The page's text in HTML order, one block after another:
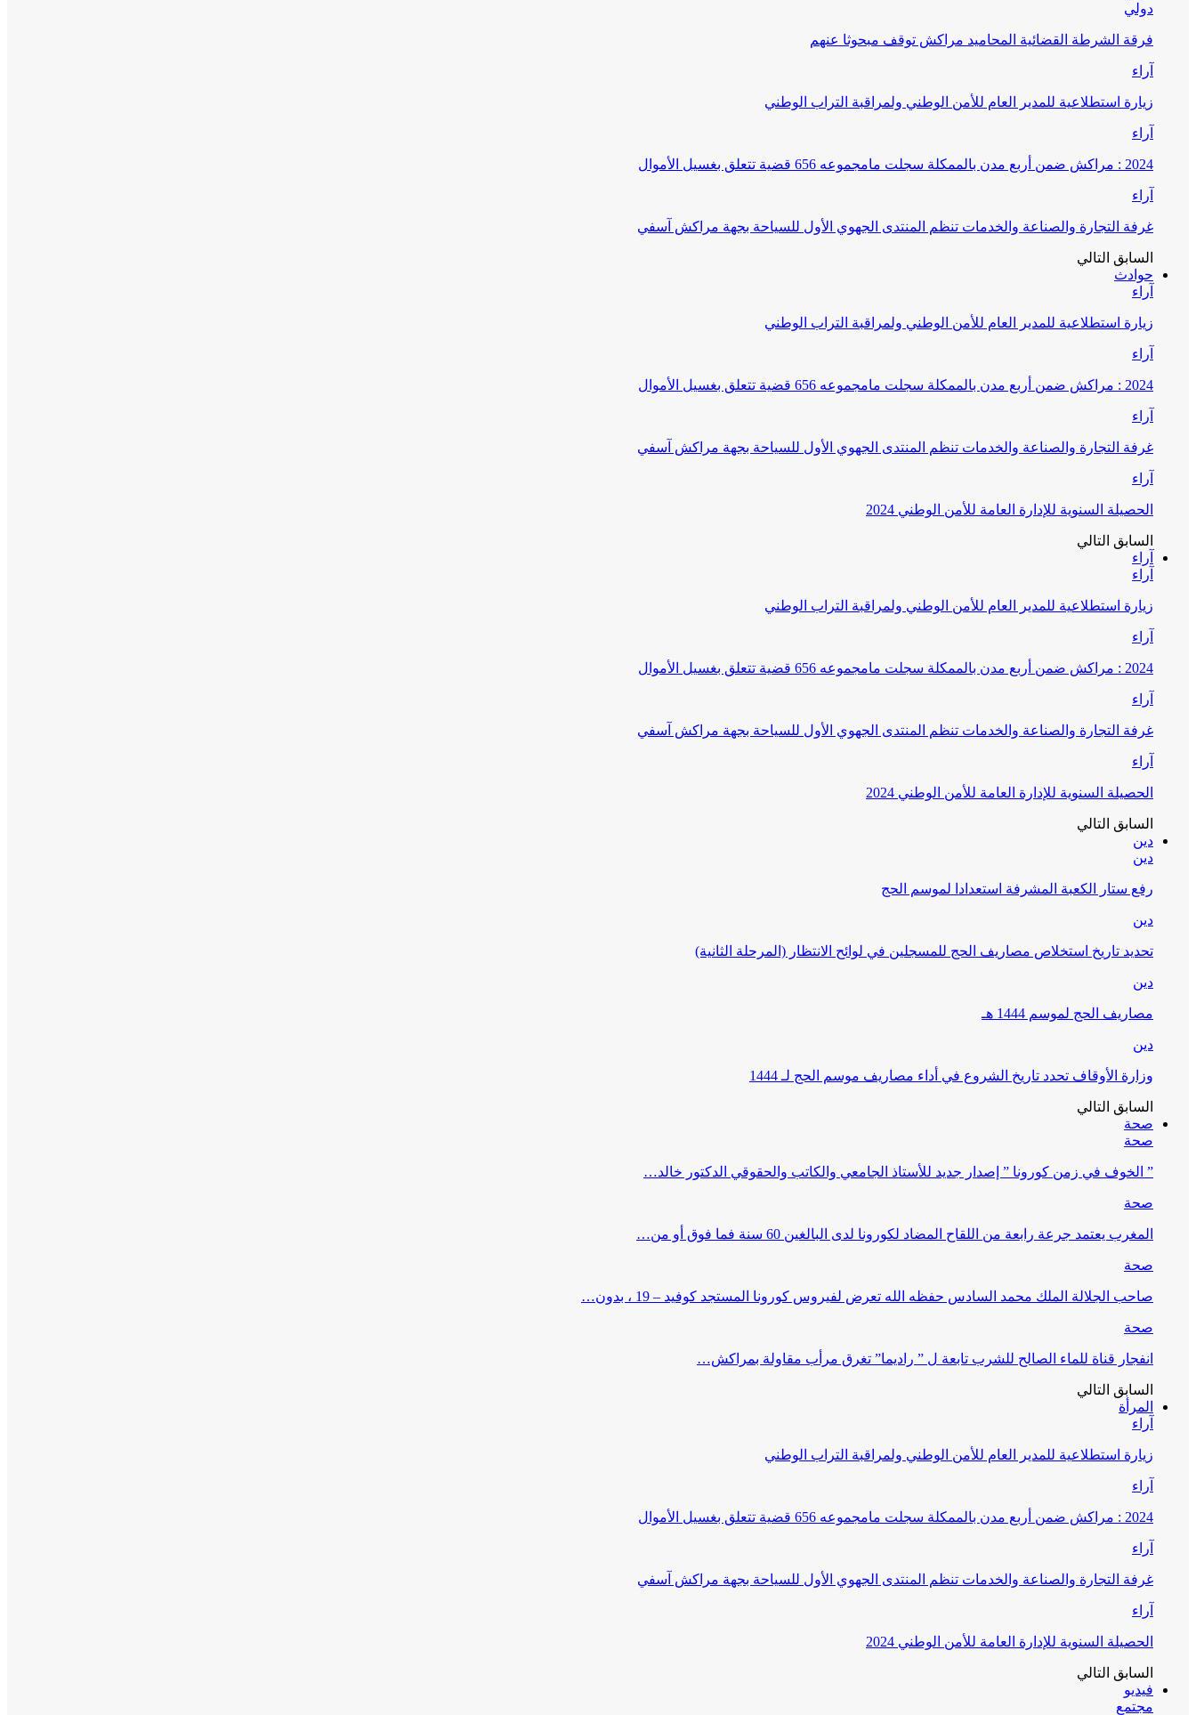
دولي
فرقة الشرطة القضائية المحاميد مراكش توقف مبحوثا عنهم
آراء
زيارة استطلاعية للمدير العام للأمن الوطني ولمراقبة التراب الوطني
آراء
2024 : مراكش ضمن أربع مدن بالممكلة سجلت مامجموعه 656 قضية تتعلق بغسيل الأموال
آراء
غرفة التجارة والصناعة والخدمات تنظم المنتدى الجهوي الأول للسياحة بجهة مراكش آسفي
السابق التالي
حوادث
آراء
زيارة استطلاعية للمدير العام للأمن الوطني ولمراقبة التراب الوطني
آراء
2024 : مراكش ضمن أربع مدن بالممكلة سجلت مامجموعه 656 قضية تتعلق بغسيل الأموال
آراء
غرفة التجارة والصناعة والخدمات تنظم المنتدى الجهوي الأول للسياحة بجهة مراكش آسفي
آراء
الحصيلة السنوية للإدارة العامة للأمن الوطني 2024
السابق التالي
آراء
آراء
زيارة استطلاعية للمدير العام للأمن الوطني ولمراقبة التراب الوطني
آراء
2024 : مراكش ضمن أربع مدن بالممكلة سجلت مامجموعه 656 قضية تتعلق بغسيل الأموال
آراء
غرفة التجارة والصناعة والخدمات تنظم المنتدى الجهوي الأول للسياحة بجهة مراكش آسفي
آراء
الحصيلة السنوية للإدارة العامة للأمن الوطني 2024
السابق التالي
دين
دين
رفع ستار الكعبة المشرفة استعدادا لموسم الحج
دين
تحديد تاريخ استخلاص مصاريف الحج للمسجلين في لوائح الانتظار (المرحلة الثانية)
دين
مصاريف الحج لموسم 1444 هـ
دين
وزارة الأوقاف تحدد تاريخ الشروع في أداء مصاريف موسم الحج لـ 1444
السابق التالي
صحة
صحة
” الخوف في زمن كورونا ” إصدار جديد للأستاذ الجامعي والكاتب والحقوقي الدكتور خالد…
صحة
المغرب يعتمد جرعة رابعة من اللقاح المضاد لكورونا لدى البالغين 60 سنة فما فوق أو من…
صحة
صاحب الجلالة الملك محمد السادس حفظه الله تعرض لفيروس كورونا المستجد كوفيد – 19 ، بدون…
صحة
انفجار قناة للماء الصالح للشرب تابعة ل ” راديما” تغرق مرأب مقاولة بمراكش…
السابق التالي
المرأة
آراء
زيارة استطلاعية للمدير العام للأمن الوطني ولمراقبة التراب الوطني
آراء
2024 : مراكش ضمن أربع مدن بالممكلة سجلت مامجموعه 656 قضية تتعلق بغسيل الأموال
آراء
غرفة التجارة والصناعة والخدمات تنظم المنتدى الجهوي الأول للسياحة بجهة مراكش آسفي
آراء
الحصيلة السنوية للإدارة العامة للأمن الوطني 2024
السابق التالي
فيديو
مجتمع